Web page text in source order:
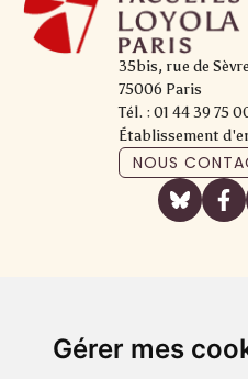
Gérer mes
35bis, rue de
75006 Paris
Tél. : 01 44 39 75
Établissement
NOUS